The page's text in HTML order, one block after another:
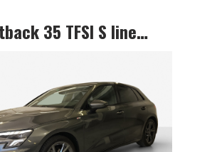
A3 Sportback 35 TFSI S line Attraction